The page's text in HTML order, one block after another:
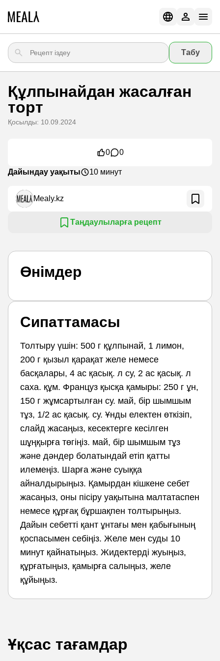
Табу
Құлпынайдан жасалған
торт
Қосылды: 10.09.2024
0 0
Дайындау уақыты 10 минут
Mealy.kz
Таңдаулыларға рецепт
Өнімдер
Сипаттамасы
Толтыру үшін: 500 г құлпынай, 1 лимон,
200 г қызыл қарақат желе немесе
басқалары, 4 ас қасық. л су, 2 ас қасық. л
саха. құм. Француз қысқа қамыры: 250 г ұн,
150 г жұмсартылған су. май, бір шымшым
тұз, 1/2 ас қасық. су. Ұнды електен өткізіп,
слайд жасаңыз, кесектерге кесілген
шұңқырға төгіңіз. май, бір шымшым тұз
және дәндер болатындай етіп қатты
илемеңіз. Шарға және суыққа
айналдырыңыз. Қамырдан кішкене себет
жасаңыз, оны пісіру уақытына малтатаспен
немесе құрғақ бұршақпен толтырыңыз.
Дайын себетті қант ұнтағы мен қабығының
қоспасымен себіңіз. Желе мен суды 10
минут қайнатыңыз. Жидектерді жуыңыз,
құрғатыңыз, қамырға салыңыз, желе
құйыңыз.
Ұқсас тағамдар